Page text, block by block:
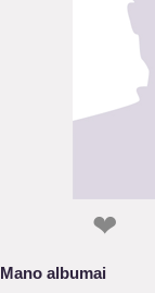
❤
Mano albumai